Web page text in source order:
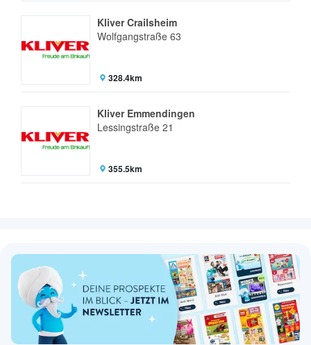
Kliver Crailsheim
Wolfgangstraße 63
328.4km
Kliver Emmendingen
Lessingstraße 21
355.5km